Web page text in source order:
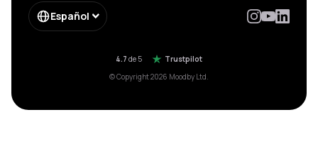
Español
4.7 de 5
Trustpilot
© Copyright 2026 Moodby Ltd.